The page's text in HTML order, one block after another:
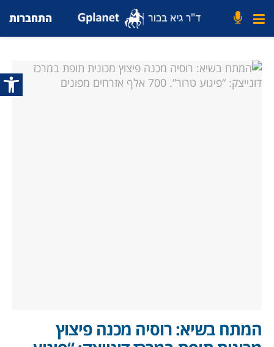
פתח
התחברות
המתח בשיא: רוסיה מכנה פיצוץ